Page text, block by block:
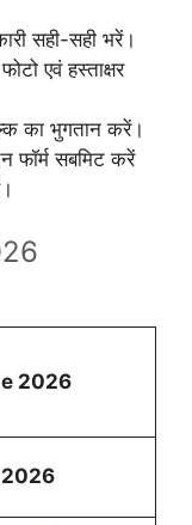
सही-सही भरें।
एवं हस्ताक्षर
का भुगतान करें।
फॉर्म सबमिट करें
2026